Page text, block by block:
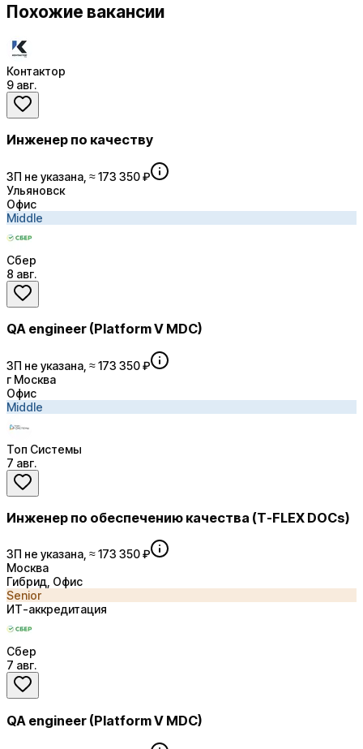
Похожие вакансии
Контактор
9 авг.
Инженер по качеству
ЗП не указана, ≈ 173 350 ₽
Ульяновск
Офис
Middle
Сбер
8 авг.
QA engineer (Platform V MDC)
ЗП не указана, ≈ 173 350 ₽
г Москва
Офис
Middle
Топ Системы
7 авг.
Инженер по обеспечению качества (T-FLEX DOCs)
ЗП не указана, ≈ 173 350 ₽
Москва
Гибрид, Офис
Senior
ИТ-аккредитация
Сбер
7 авг.
QA engineer (Platform V MDC)